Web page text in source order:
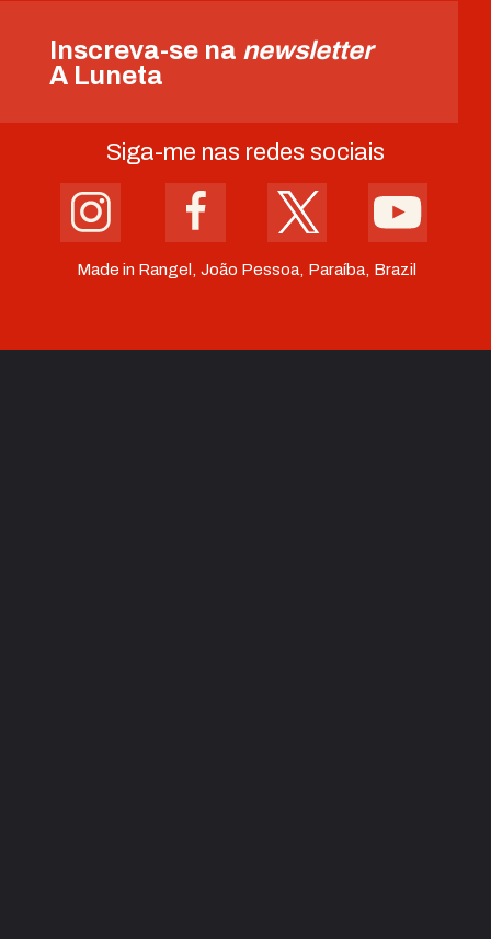
Inscreva-se na newsletter
A Luneta
Made in Rangel, João Pessoa, Paraíba, Brazil
Siga-me nas redes sociais